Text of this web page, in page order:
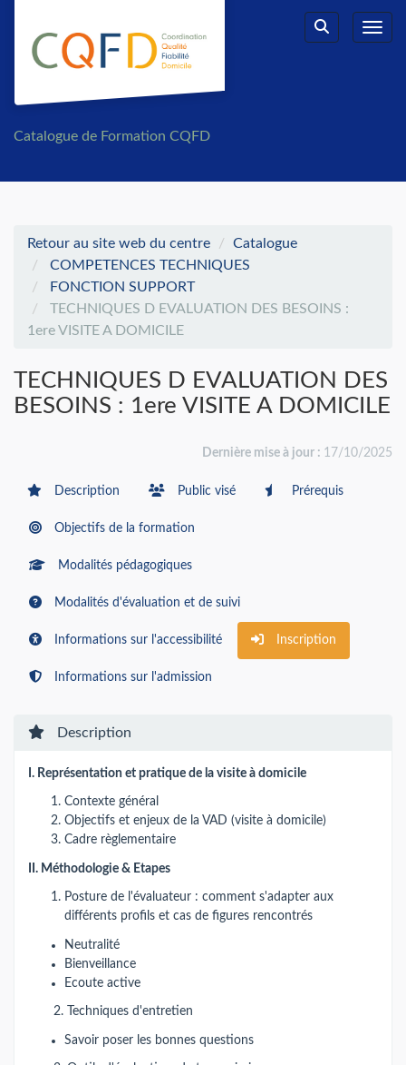
Rechercher
Catalogue de Formation CQFD
Retour au site web du centre
Catalogue
COMPETENCES TECHNIQUES
FONCTION SUPPORT
TECHNIQUES D EVALUATION DES BESOINS :
1ere VISITE A DOMICILE
TECHNIQUES D EVALUATION DES
BESOINS : 1ere VISITE A DOMICILE
Dernière mise à jour : 17/10/2025
Description Public visé Prérequis
Objectifs de la formation
Modalités pédagogiques
Modalités d'évaluation et de suivi
Informations sur l'accessibilité Inscription
Informations sur l'admission
Description
I. Représentation et pratique de la visite à domicile
Contexte général
Objectifs et enjeux de la VAD (visite à domicile)
Cadre règlementaire
II. Méthodologie & Etapes
Posture de l'évaluateur : comment s'adapter aux
différents profils et cas de figures rencontrés
Neutralité
Bienveillance
Ecoute active
2. Techniques d'entretien
Savoir poser les bonnes questions